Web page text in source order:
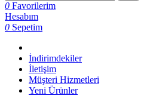
0 Favorilerim
Hesabım
0 Sepetim
İndirimdekiler
İletişim
Müşteri Hizmetleri
Yeni Ürünler